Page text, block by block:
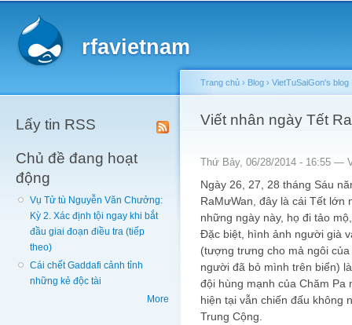
rfavietnam
Lấy tin RSS
Chủ đề đang hoạt
động
Vụ Tử tù Nguyễn Văn Chưởng:
Kỳ 2. Xác định tội ngay khi bắt
đầu giai đoạn điều tra (tiếp
theo)
Cái chết Gaddafi cảnh tỉnh
những kẻ độc tài
More
You are here
Trang chủ › Blog › VietTuSaiGon's blog
Viết nhân ngày Tết
Thứ Bảy, 06/28/2014 - 16:55 —
Ngày 26, 27, 28 tháng Sáu
RaMưWan, đây là cái Tết lớn
những ngày này, họ đi tảo
Đặc biệt, hình ảnh người già
(tượng trưng cho mả ngôi
người đã bỏ mình trên biển)
đội hùng mạnh của Chăm
hiện tại vẫn chiến đấu không
Trung Cộng.